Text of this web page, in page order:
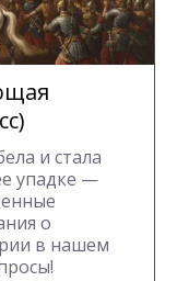
и стала
упадке —
о
в нашем